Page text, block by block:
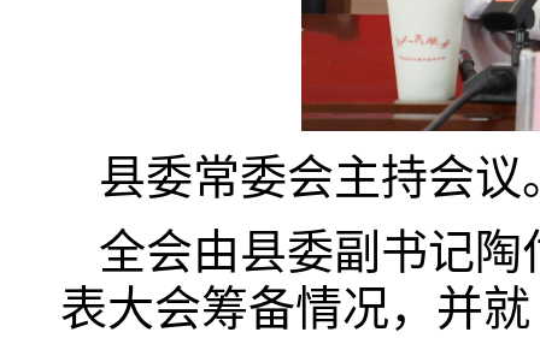
县委常委会主持会
全会由县委副书记
表大会筹备情况，并